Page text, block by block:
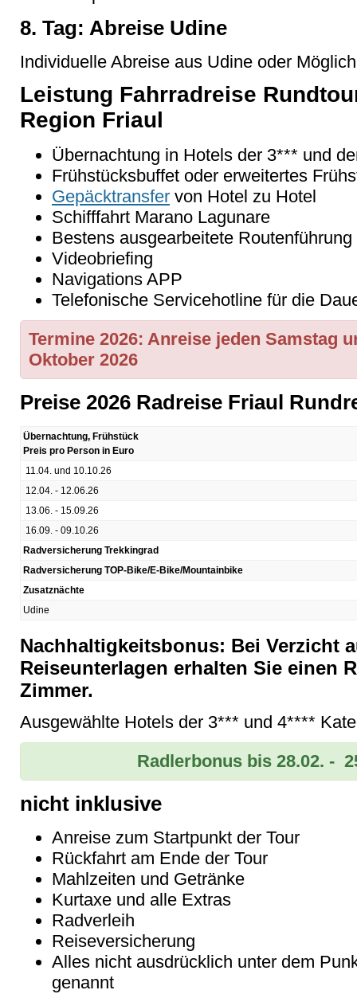
8. Tag: Abreise Udine
Individuelle Abreise aus Udine oder
Leistung Fahrradreise
Region Friaul
Übernachtung in Hotels der 3*** und
Frühstücksbuffet oder erweitertes
Gepäcktransfer von Hotel zu Hotel
Schifffahrt Marano Lagunare
Bestens ausgearbeitete Routenführung
Videobriefing
Navigations APP
Telefonische Servicehotline für die
Termine 2026: Anreise jeden Samstag
Oktober 2026
Preise 2026 Radreise Friaul
Übernachtung, Frühstück
Preis pro Person in Euro
11.04. und 10.10.26
12.04. - 12.06.26
13.06. - 15.09.26
16.09. - 09.10.26
Radversicherung Trekkingrad
Radversicherung TOP-Bike/E-Bike/Mountainbike
Zusatznächte
Udine
Nachhaltigkeitsbonus: Bei Verzicht
Reiseunterlagen erhalten Sie einen
Zimmer.
Ausgewählte Hotels der 3*** und 4****
Radlerbonus bis 28.02. -
nicht inklusive
Anreise zum Startpunkt der Tour
Rückfahrt am Ende der Tour
Mahlzeiten und Getränke
Kurtaxe und alle Extras
Radverleih
Reiseversicherung
Alles nicht ausdrücklich unter dem
genannt